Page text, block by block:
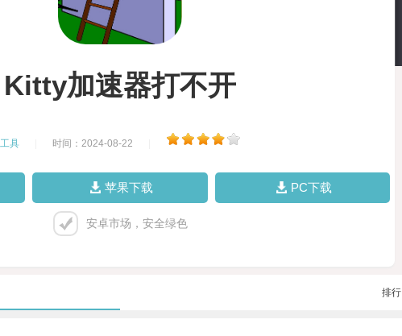
Kitty加速器打不开
工具 时间：2024-08-22
苹果下载 PC下载
安卓市场，安全绿色
排行